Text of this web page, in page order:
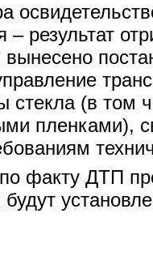
– результат
стекла (в том
пленками),
факту ДТП
будут